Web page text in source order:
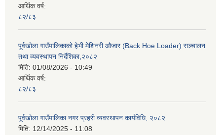
आर्थिक वर्ष:
८२/८३
पूर्वखोला गाउँपालिकाको हेभी मेशिनरी औजार (Back Hoe Loader) सञ्चालन
तथा व्यवस्थापन निर्देशिका,२०८२
मिति: 01/08/2026 - 10:49
आर्थिक वर्ष:
८२/८३
पूर्वखोला गाउँपालिका नगर प्रहरी व्यवस्थापन कार्यविधि, २०८२
मिति: 12/14/2025 - 11:08